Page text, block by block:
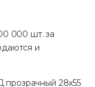
000 шт. за
и